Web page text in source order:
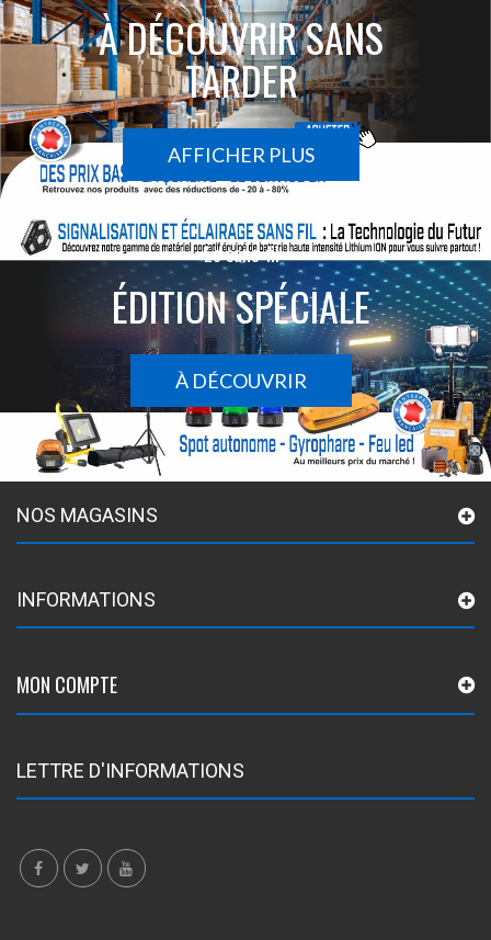
À DÉCOUVRIR SANS
TARDER
AFFICHER PLUS
Le sans-fil
ÉDITION SPÉCIALE
À DÉCOUVRIR
NOS MAGASINS
INFORMATIONS
MON COMPTE
LETTRE D'INFORMATIONS